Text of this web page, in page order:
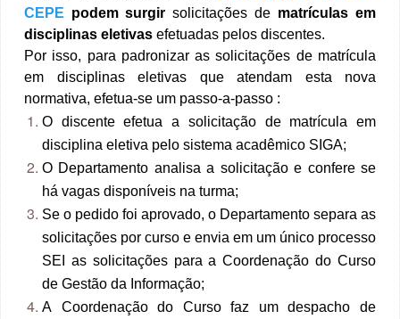
CEPE podem surgir solicitações de matrículas em
disciplinas eletivas efetuadas pelos discentes.
Por isso, para padronizar as solicitações de matrícula
em disciplinas eletivas que atendam esta nova
normativa, efetua-se um passo-a-passo :
O discente efetua a solicitação de matrícula em
disciplina eletiva pelo sistema acadêmico SIGA;
O Departamento analisa a solicitação e confere se
há vagas disponíveis na turma;
Se o pedido foi aprovado, o Departamento separa as
solicitações por curso e envia em um único processo
SEI as solicitações para a Coordenação do Curso
de Gestão da Informação;
A Coordenação do Curso faz um despacho de